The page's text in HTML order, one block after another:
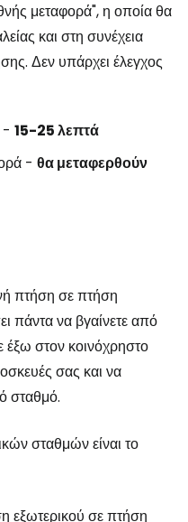
μεταφορά", η οποία θα
και στη συνέχεια
Δεν υπάρχει έλεγχος
- 15-25 λεπτά
- θα μεταφερθούν
πτήση σε πτήση
πάντα να βγαίνετε από
έξω στον κοινόχρηστο
σας και να
σταθμό.
σταθμών είναι το
εξωτερικού σε πτήση